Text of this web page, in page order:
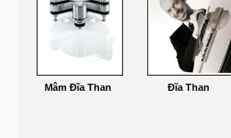
Mâm Đĩa Than Đĩa Than